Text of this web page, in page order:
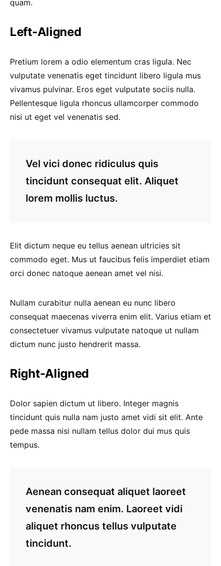
quam.
Left-Aligned
Pretium lorem a odio elementum cras ligula. Nec
vulputate venenatis eget tincidunt libero ligula mus
vivamus pulvinar. Eros eget vulputate sociis nulla.
Pellentesque ligula rhoncus ullamcorper commodo
nisi ut eget vel venenatis sed.
Vel vici donec ridiculus quis
tincidunt consequat elit. Aliquet
lorem mollis luctus.
Elit dictum neque eu tellus aenean ultricies sit
commodo eget. Mus ut faucibus felis imperdiet etiam
orci donec natoque aenean amet vel nisi.
Nullam curabitur nulla aenean eu nunc libero
consequat maecenas viverra enim elit. Varius etiam et
consectetuer vivamus vulputate natoque ut nullam
dictum nunc justo hendrerit massa.
Right-Aligned
Dolor sapien dictum ut libero. Integer magnis
tincidunt quis nulla nam justo amet vidi sit elit. Ante
pede massa nisi nullam tellus dolor dui mus quis
tempus.
Aenean consequat aliquet laoreet
venenatis nam enim. Laoreet vidi
aliquet rhoncus tellus vulputate
tincidunt.